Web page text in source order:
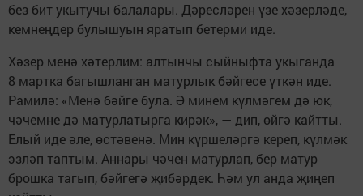
без бит укытучы балалары. Дәресләрен үзе хәзерләде,
кемнеңдер булышуын яратып бетерми иде.
Хәзер менә хәтерлим: алтынчы сыйныфта укыганда
8 мартка багышланган матурлык бәйгесе үткән иде.
Рамилә: «Менә бәйге була. Ә минем күлмәгем дә юк,
чәчемне дә матурлатырга кирәк», — дип, өйгә кайтты.
Елый иде әле, өстәвенә. Мин күршеләргә кереп, күлмәк
эзләп таптым. Аннары чәчен матурлап, бер матур
брошка тагып, бәйгегә җибәрдек. Һәм ул анда җиңеп